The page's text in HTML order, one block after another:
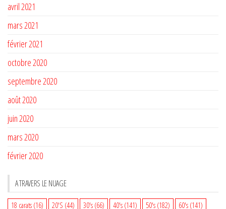
avril 2021
mars 2021
février 2021
octobre 2020
septembre 2020
août 2020
juin 2020
mars 2020
février 2020
A TRAVERS LE NUAGE
18 carats (16) 20'S (44) 30's (66) 40's (141) 50's (182) 60's (141)